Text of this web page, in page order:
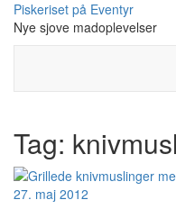
Skip
content
Piskeriset på Eventyr
Nye sjove madoplevelser
Tag:
27. maj 2012